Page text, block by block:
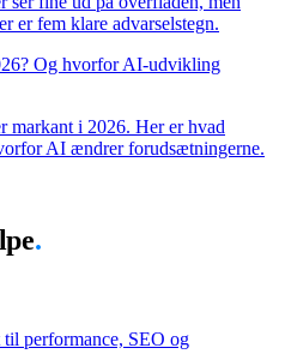
er fem klare advarselstegn.
Og hvorfor AI-udvikling
markant i 2026. Her er hvad
AI ændrer forudsætningerne.
.
performance, SEO og